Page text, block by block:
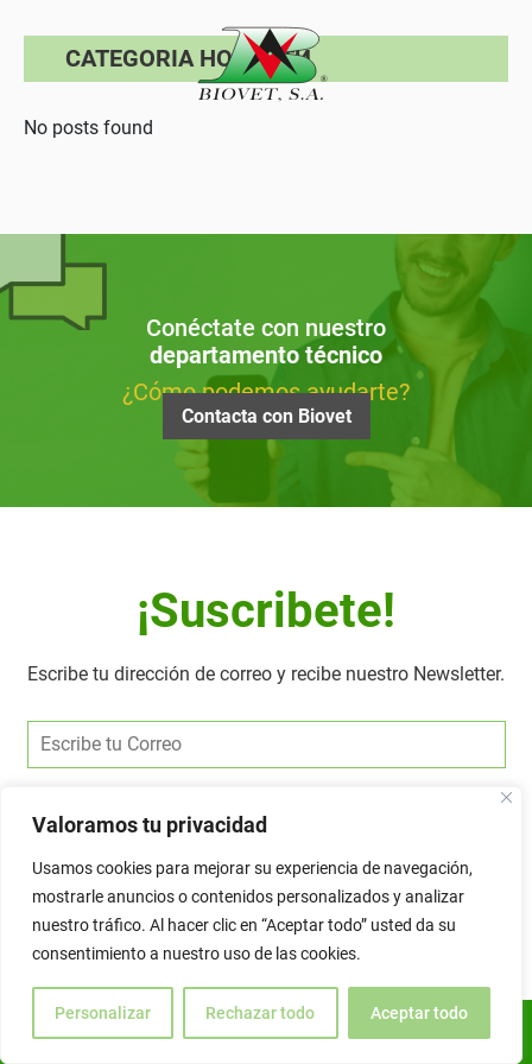
Valoramos tu privacidad
Usamos cookies para mejorar su experiencia de navegación,
mostrarle anuncios o contenidos personalizados y analizar
nuestro tráfico. Al hacer clic en “Aceptar todo” usted da su
consentimiento a nuestro uso de las cookies.
Personalizar Rechazar todo Aceptar todo
ES
CATEGORIA НОВОСТИ
No posts found
Conéctate con nuestro
departamento técnico
¿Cómo podemos ayudarte?
Contacta con Biovet
¡Suscribete!
Escribe tu dirección de correo y recibe nuestro Newsletter.